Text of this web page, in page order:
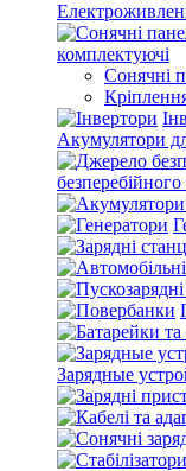
комплектуючі
Сонячні
Акумулятори
Зарядные